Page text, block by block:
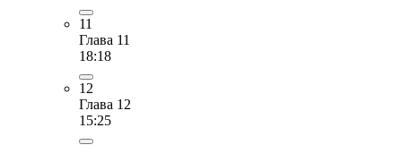
11
Глава 11
18:18
12
Глава 12
15:25